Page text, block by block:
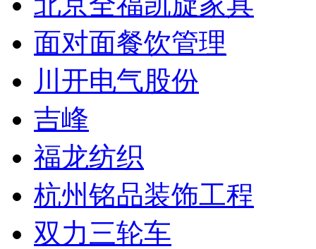
面对面餐饮管理
川开电气股份
吉峰
福龙纺织
杭州铭品装饰工程
双力三轮车